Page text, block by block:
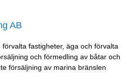
AB
fastigheter, äga och förvalta
och förmedling av båtar och
försäljning av marina bränslen